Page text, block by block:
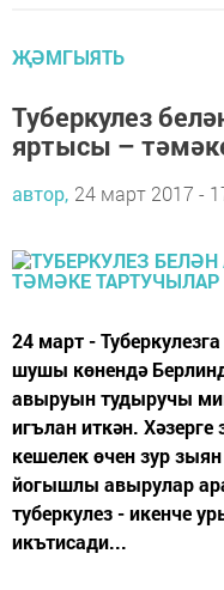
ҖӘМГЫЯТЬ
Туберкулез
яртысы –
автор, 24 март 2017 -
24 март -
шушы көнендә
авыруын тудыручы
игълан иткән.
кешелек өчен зур
йогышлы авырулар
туберкулез - икенче
икътисади...